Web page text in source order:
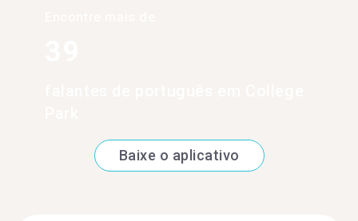
Baixe o aplicativo